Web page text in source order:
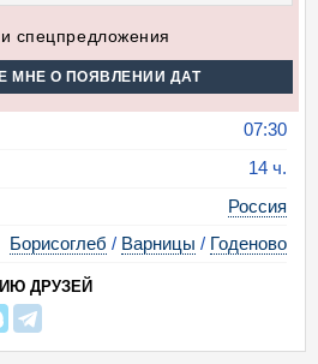
спецпредложения
МНЕ О ПОЯВЛЕНИИ ДАТ
07:30
14 ч.
Россия
Борисоглеб / Варницы / Годеново
ДРУЗЕЙ